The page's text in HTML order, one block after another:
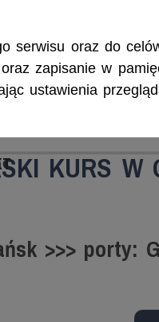
serwisu oraz do
zapisanie w
ustawienia
żeglarskie, patenty i
KURS W
>>> porty: